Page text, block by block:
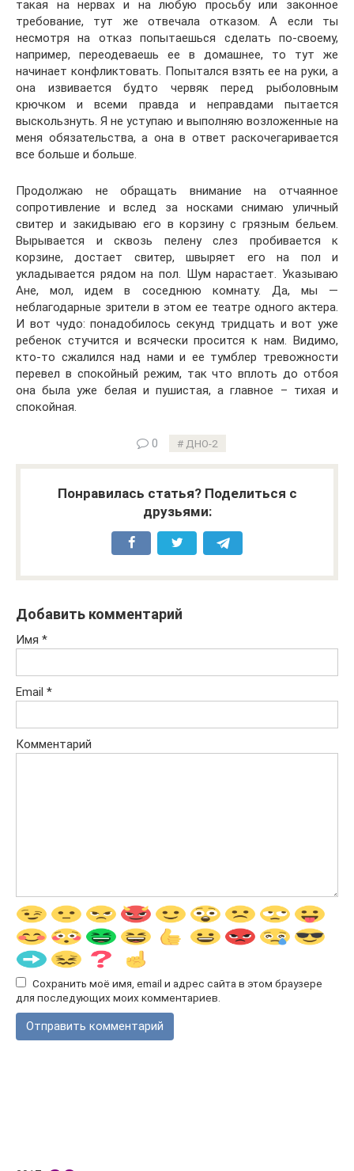
такая на нервах и на любую просьбу или законное
требование, тут же отвечала отказом. А если ты
несмотря на отказ попытаешься сделать по-своему,
например, переодеваешь ее в домашнее, то тут же
начинает конфликтовать. Попытался взять ее на руки, а
она извивается будто червяк перед рыболовным
крючком и всеми правда и неправдами пытается
выскользнуть. Я не уступаю и выполняю возложенные на
меня обязательства, а она в ответ раскочегаривается
все больше и больше.
Продолжаю не обращать внимание на отчаянное
сопротивление и вслед за носками снимаю уличный
свитер и закидываю его в корзину с грязным бельем.
Вырывается и сквозь пелену слез пробивается к
корзине, достает свитер, швыряет его на пол и
укладывается рядом на пол. Шум нарастает. Указываю
Ане, мол, идем в соседнюю комнату. Да, мы —
неблагодарные зрители в этом ее театре одного актера.
И вот чудо: понадобилось секунд тридцать и вот уже
ребенок стучится и всячески просится к нам. Видимо,
кто-то сжалился над нами и ее тумблер тревожности
перевел в спокойный режим, так что вплоть до отбоя
она была уже белая и пушистая, а главное – тихая и
спокойная.
0 ДНО-2
Понравилась статья? Поделиться с
друзьями:
Добавить комментарий
Имя *
Email *
Комментарий
Сохранить моё имя, email и адрес сайта в этом браузере
для последующих моих комментариев.